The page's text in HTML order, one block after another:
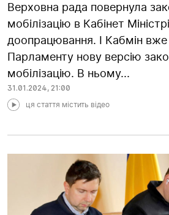
Верховна рада повернула
мобілізацію в Кабінет
доопрацювання. І Кабмін
Парламенту нову версію
мобілізацію. В ньому...
31.01.2024, 21:00
ця стаття містить відео